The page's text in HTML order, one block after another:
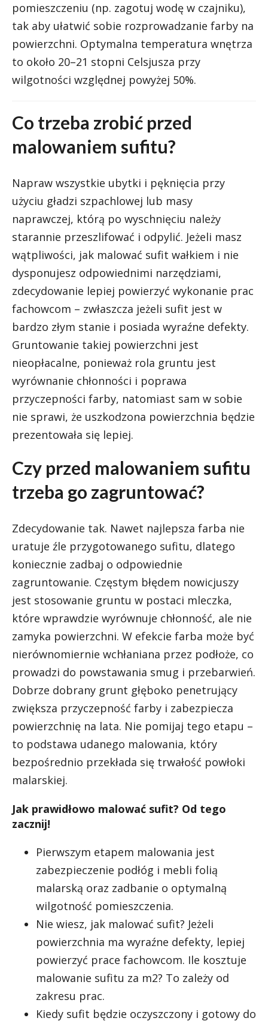
pomieszczeniu (np. zagotuj wodę w czajniku),
tak aby ułatwić sobie rozprowadzanie farby na
powierzchni. Optymalna temperatura wnętrza
to około 20–21 stopni Celsjusza przy
wilgotności względnej powyżej 50%.
Co trzeba zrobić przed
malowaniem sufitu?
Napraw wszystkie ubytki i pęknięcia przy
użyciu gładzi szpachlowej lub masy
naprawczej, którą po wyschnięciu należy
starannie przeszlifować i odpylić. Jeżeli masz
wątpliwości, jak malować sufit wałkiem i nie
dysponujesz odpowiednimi narzędziami,
zdecydowanie lepiej powierzyć wykonanie prac
fachowcom – zwłaszcza jeżeli sufit jest w
bardzo złym stanie i posiada wyraźne defekty.
Gruntowanie takiej powierzchni jest
nieopłacalne, ponieważ rola gruntu jest
wyrównanie chłonności i poprawa
przyczepności farby, natomiast sam w sobie
nie sprawi, że uszkodzona powierzchnia będzie
prezentowała się lepiej.
Czy przed malowaniem sufitu
trzeba go zagruntować?
Zdecydowanie tak. Nawet najlepsza farba nie
uratuje źle przygotowanego sufitu, dlatego
koniecznie zadbaj o odpowiednie
zagruntowanie. Częstym błędem nowicjuszy
jest stosowanie gruntu w postaci mleczka,
które wprawdzie wyrównuje chłonność, ale nie
zamyka powierzchni. W efekcie farba może być
nierównomiernie wchłaniana przez podłoże, co
prowadzi do powstawania smug i przebarwień.
Dobrze dobrany grunt głęboko penetrujący
zwiększa przyczepność farby i zabezpiecza
powierzchnię na lata. Nie pomijaj tego etapu –
to podstawa udanego malowania, który
bezpośrednio przekłada się trwałość powłoki
malarskiej.
Jak prawidłowo malować sufit? Od tego
zacznij!
Pierwszym etapem malowania jest
zabezpieczenie podłóg i mebli folią
malarską oraz zadbanie o optymalną
wilgotność pomieszczenia.
Nie wiesz, jak malować sufit? Jeżeli
powierzchnia ma wyraźne defekty, lepiej
powierzyć prace fachowcom. Ile kosztuje
malowanie sufitu za m2? To zależy od
zakresu prac.
Kiedy sufit będzie oczyszczony i gotowy do